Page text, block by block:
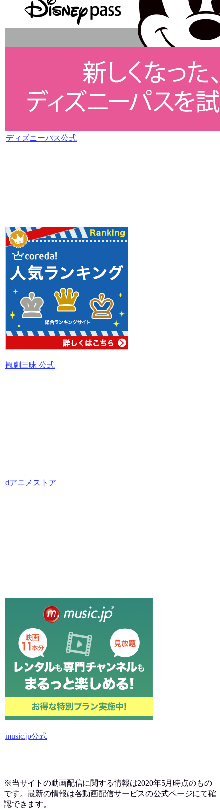
ディズニーパス公式
観劇三昧 公式
dアニメストア
music.jp公式
※当サイトの動画配信に関する情報は2020年5月時点のもの
です。最新の情報は各動画配信サービスの公式ページにて確
認できます。